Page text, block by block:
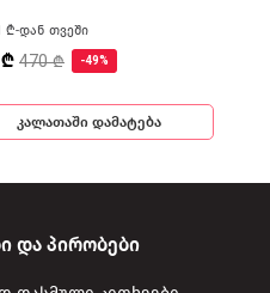
₾-დან თვეში
470 ₾ -49%
კალათაში დამატება
და პირობები